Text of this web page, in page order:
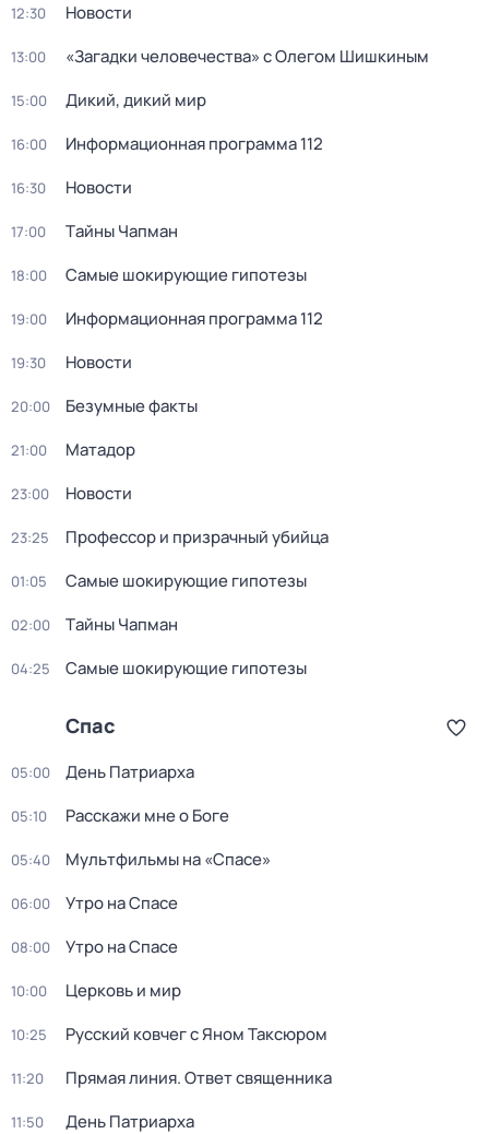
12:30 Новости
13:00 «Загадки человечества» с Олегом Шишкиным
15:00 Дикий, дикий мир
16:00 Информационная программа 112
16:30 Новости
17:00 Тaйны Чапман
18:00 Самые шoкиpующие гипотезы
19:00 Информационная программа 112
19:30 Новости
20:00 Безумные факты
21:00 Матадор
23:00 Новости
23:25 Профессор и призрачный убийца
01:05 Самые шoкиpующие гипотезы
02:00 Тaйны Чапман
04:25 Самые шoкиpующие гипотезы
Спас
05:00 День Патриарха
05:10 Расскажи мне о Боге
05:40 Мультфильмы на «Спасе»
06:00 Утро на Спасе
08:00 Утро на Спасе
10:00 Церковь и мир
10:25 Русский ковчег с Яном Таксюром
11:20 Прямая линия. Ответ священника
11:50 День Патриарха